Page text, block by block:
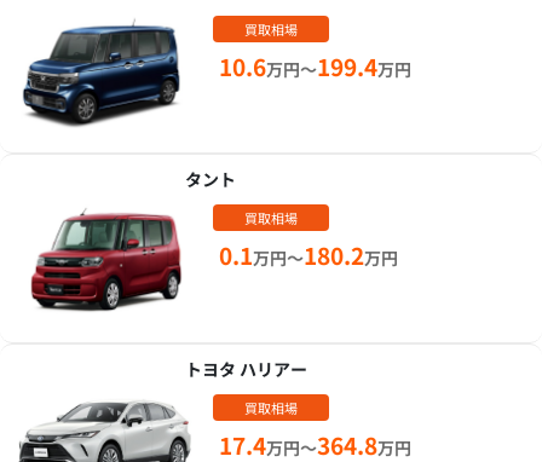
買取相場
10.6万円～199.4万円
タント
買取相場
0.1万円～180.2万円
トヨタ ハリアー
買取相場
17.4万円～364.8万円